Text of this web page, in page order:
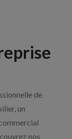
de
un
nos